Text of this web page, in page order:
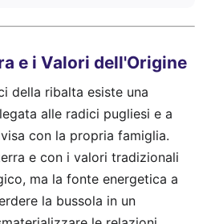
e i Valori dell'Origine
della ribalta esiste una
alle radici pugliesi e a
con la propria famiglia.
e con i valori tradizionali
ma la fonte energetica a
la bussola in un